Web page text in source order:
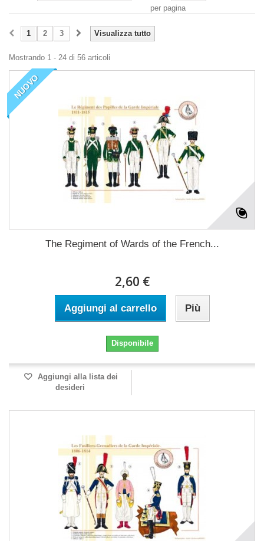
per pagina
Visualizza tutto
1 2 3
Mostrando 1 - 24 di 56 articoli
NUOVO
The Regiment of Wards of the French...
2,60 €
Aggiungi al carrello Più
Disponibile
Aggiungi alla lista dei
desideri